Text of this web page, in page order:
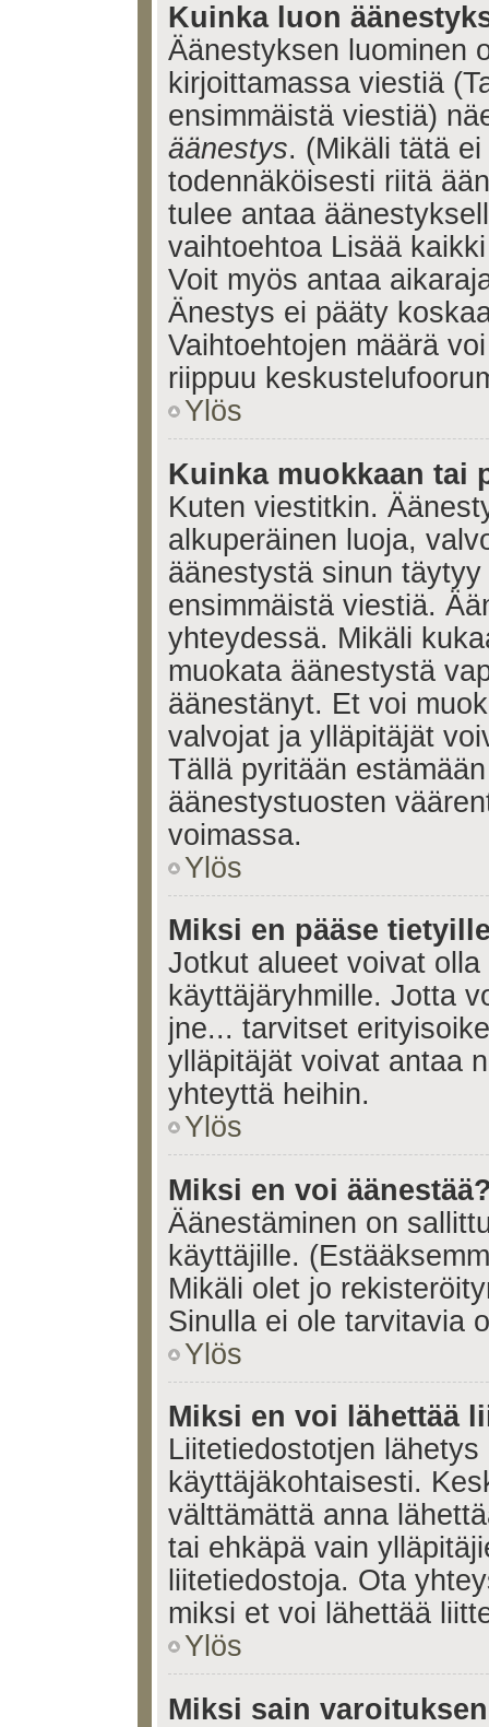
Kuinka luon
Äänestyksen luominen
kirjoittamassa viestiä
ensimmäistä viestiä)
äänestys. (Mikäli tätä
todennäköisesti riitä
tulee antaa
vaihtoehtoa Lisää
Voit myös antaa
Änestys ei pääty
Vaihtoehtojen määrä
riippuu
Ylös
Kuinka muokkaan tai
Kuten viestitkin.
alkuperäinen luoja,
äänestystä sinun
ensimmäistä viestiä.
yhteydessä. Mikäli
muokata äänestystä
äänestänyt. Et voi
valvojat ja ylläpitäjät
Tällä pyritään
äänestystuosten
voimassa.
Ylös
Miksi en pääse
Jotkut alueet voivat
käyttäjäryhmille. Jotta
jne... tarvitset
ylläpitäjät voivat antaa
yhteyttä heihin.
Ylös
Miksi en voi
Äänestäminen on
käyttäjille.
Mikäli olet jo
Sinulla ei ole tarvitavia
Ylös
Miksi en voi lähettää
Liitetiedostotjen
käyttäjäkohtaisesti.
välttämättä anna
tai ehkäpä vain
liitetiedostoja. Ota
miksi et voi lähettää
Ylös
Miksi sain